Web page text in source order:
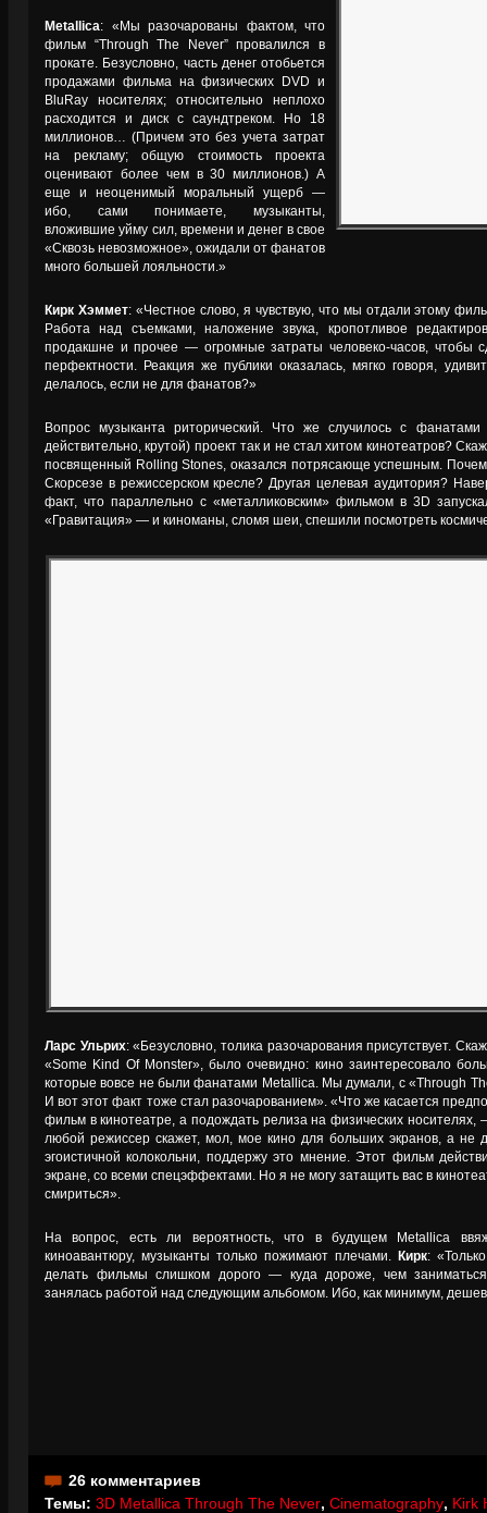
Metallica: «Мы разочарованы фактом, что
фильм “Through The Never” провалился в
прокате. Безусловно, часть денег отобьется
продажами фильма на физических DVD и
BluRay носителях; относительно неплохо
расходится и диск с саундтреком. Но 18
миллионов… (Причем это без учета затрат
на рекламу; общую стоимость проекта
оценивают более чем в 30 миллионов.) А
еще и неоценимый моральный ущерб —
ибо, сами понимаете, музыканты,
вложившие уйму сил, времени и денег в свое
«Сквозь невозможное», ожидали от фанатов
много большей лояльности.»
Кирк Хэммет: «Честное слово, я чувствую, что мы отдали этому
Работа над съемками, наложение звука, кропотливое
продакшне и прочее — огромные затраты человеко-часов, чтобы
перфектности. Реакция же публики оказалась, мягко говоря,
делалось, если не для фанатов?»
Вопрос музыканта риторический. Что же случилось с
действительно, крутой) проект так и не стал хитом кинотеатров?
посвященный Rolling Stones, оказался потрясающе успешным.
Скорсезе в режиссерском кресле? Другая целевая аудитория?
факт, что параллельно с «металликовским» фильмом в 3D
«Гравитация» — и киноманы, сломя шеи, спешили посмотреть
Ларс Ульрих: «Безусловно, толика разочарования присутствует.
«Some Kind Of Monster», было очевидно: кино заинтересовало
которые вовсе не были фанатами Metallica. Мы думали, с «Through
И вот этот факт тоже стал разочарованием». «Что же касается
фильм в кинотеатре, а подождать релиза на физических
любой режиссер скажет, мол, мое кино для больших экранов, а не
эгоистичной колокольни, поддержу это мнение. Этот фильм
экране, со всеми спецэффектами. Но я не могу затащить вас в
смириться».
На вопрос, есть ли вероятность, что в будущем Metallica
киноавантюру, музыканты только пожимают плечами. Кирк:
делать фильмы слишком дорого — куда дороже, чем
занялась работой над следующим альбомом. Ибо, как минимум,
26 комментариев
Темы: 3D Metallica Through The Never, Cinematography, Kirk